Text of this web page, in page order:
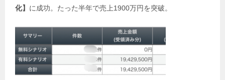
化】 に成功。たった半年で売上1900万円を突破。